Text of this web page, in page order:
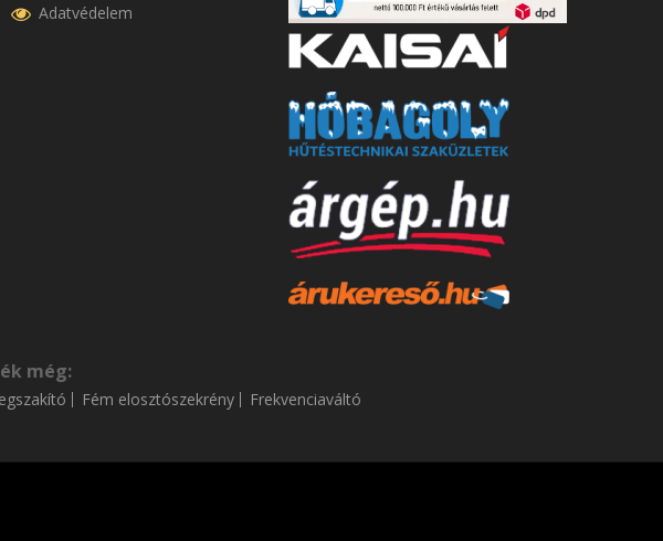
Adatvédelem
még:
Fém elosztószekrény Frekvenciaváltó